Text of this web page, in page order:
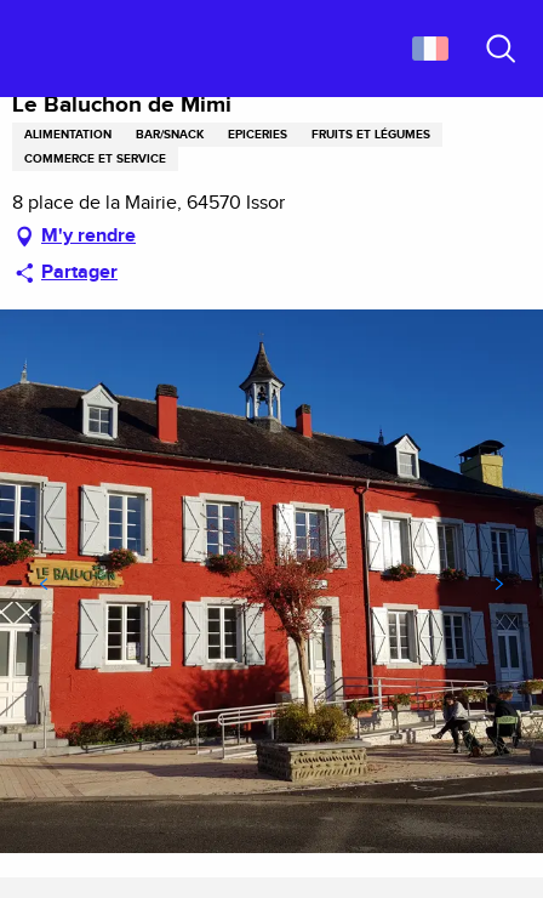
principal
Le Baluchon de Mimi
ALIMENTATION BAR/SNACK EPICERIES
FRUITS ET LÉGUMES
COMMERCE ET SERVICE
8 place de la Mairie, 64570 Issor
M'y rendre
Partager